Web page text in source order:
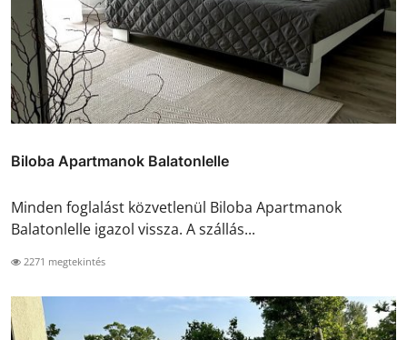
Biloba Apartmanok Balatonlelle
Minden foglalást közvetlenül Biloba Apartmanok
Balatonlelle igazol vissza. A szállás...
2271 megtekintés